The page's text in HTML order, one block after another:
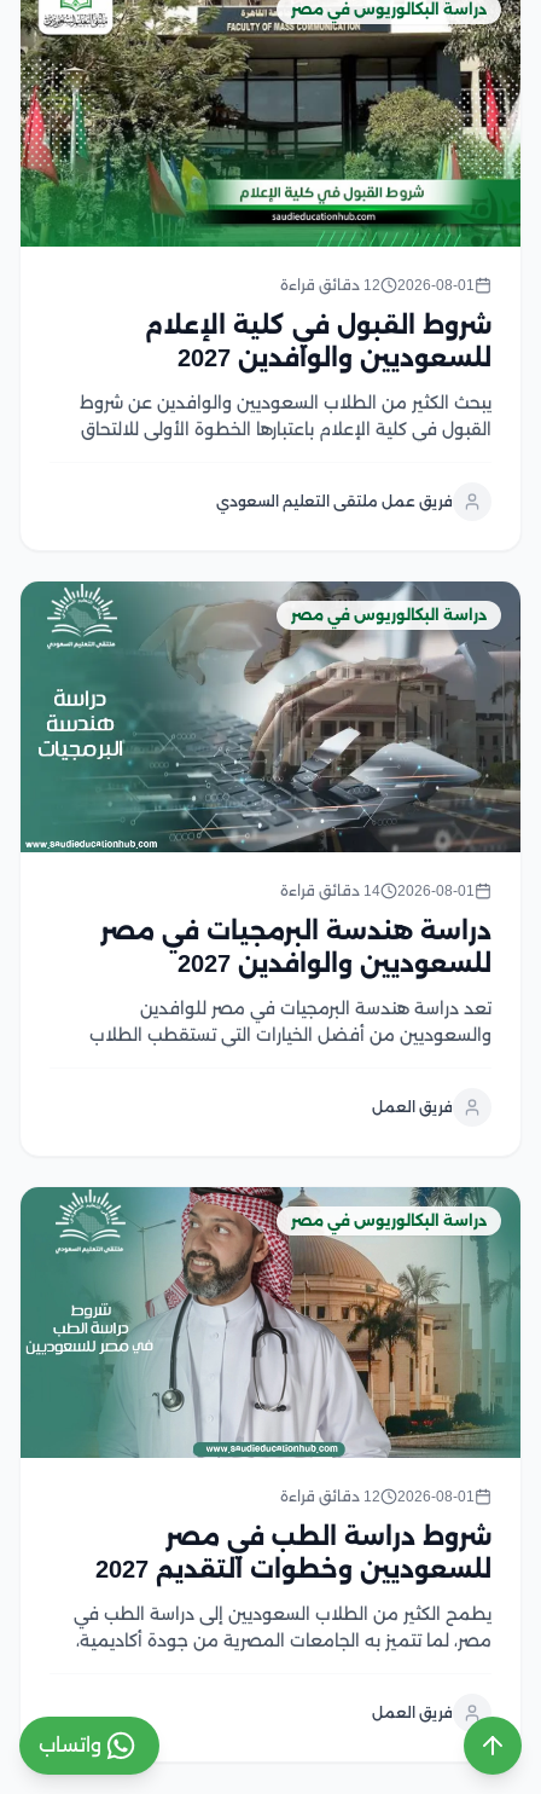
دراسة البكالوريوس في مصر
2026-08-01 12 دقائق قراءة
شروط القبول في كلية الإعلام
للسعوديين والوافدين 2027
يبحث الكثير من الطلاب السعوديين والوافدين عن شروط
القبول في كلية الإعلام باعتبارها الخطوة الأولى للالتحاق
الأكاديمية، والتدريب العملي، والشهادات المعترف بها، مع...
فريق عمل ملتقى التعليم السعودي
دراسة البكالوريوس في مصر
2026-08-01 14 دقائق قراءة
دراسة هندسة البرمجيات في مصر
للسعوديين والوافدين 2027
تعد دراسة هندسة البرمجيات في مصر للوافدين
والسعوديين من أفضل الخيارات التي تستقطب الطلاب
الوظيفية محليًا ودوليًا، وتوفر الجامعات المصرية برامج
فريق العمل
دراسة البكالوريوس في مصر
2026-08-01 12 دقائق قراءة
شروط دراسة الطب في مصر
للسعوديين وخطوات التقديم 2027
يطمح الكثير من الطلاب السعوديين إلى دراسة الطب في
مصر، لما تتميز به الجامعات المصرية من جودة أكاديمية،
يتطلب استيفاء مجموعة من الشروط، في...
فريق العمل
واتساب